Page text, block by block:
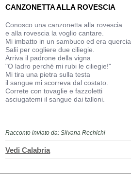
CANZONETTA ALLA ROVESCIA
Conosco una canzonetta alla rovescia
e alla rovescia la voglio cantare.
Mi imbatto in un sambuco ed era quercia
Salii per cogliere due ciliegie.
Arriva il padrone della vigna
"O ladro perché mi rubi le ciliegie!"
Mi tira una pietra sulla testa
il sangue mi scorreva dal costato.
Correte con tovaglie e fazzoletti
asciugatemi il sangue dai talloni.
Racconto inviato da: Silvana Rechichi
Vedi Calabria